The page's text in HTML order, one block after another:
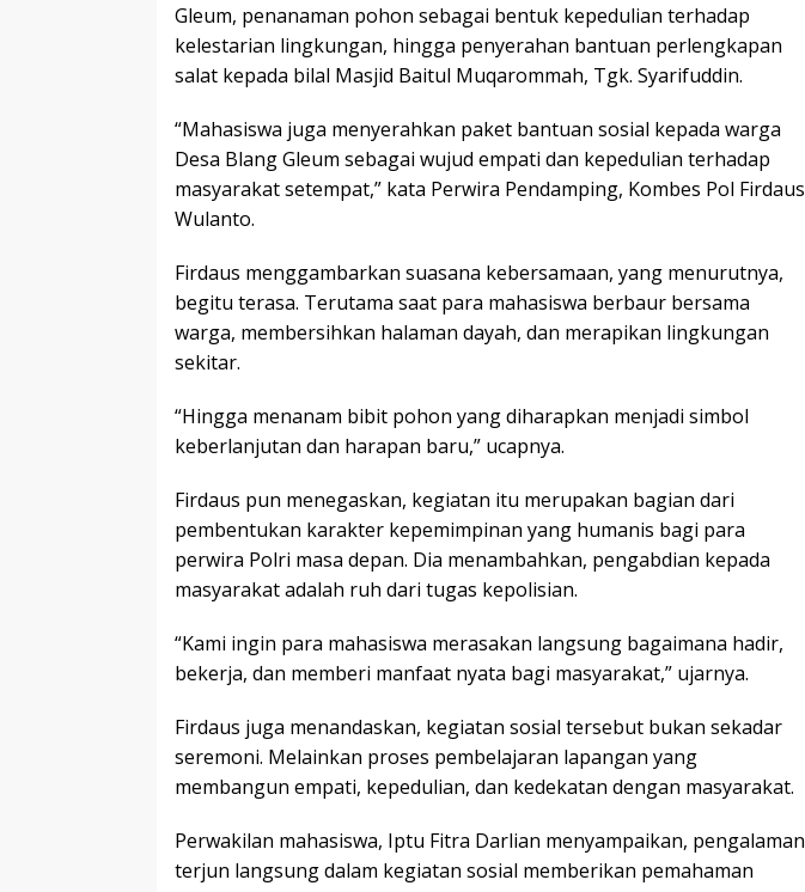
Gleum, penanaman pohon sebagai bentuk kepedulian terhadap
kelestarian lingkungan, hingga penyerahan bantuan perlengkapan
salat kepada bilal Masjid Baitul Muqarommah, Tgk. Syarifuddin.
“Mahasiswa juga menyerahkan paket bantuan sosial kepada warga
Desa Blang Gleum sebagai wujud empati dan kepedulian terhadap
masyarakat setempat,” kata Perwira Pendamping, Kombes Pol Firdaus
Wulanto.
Firdaus menggambarkan suasana kebersamaan, yang menurutnya,
begitu terasa. Terutama saat para mahasiswa berbaur bersama
warga, membersihkan halaman dayah, dan merapikan lingkungan
sekitar.
“Hingga menanam bibit pohon yang diharapkan menjadi simbol
keberlanjutan dan harapan baru,” ucapnya.
Firdaus pun menegaskan, kegiatan itu merupakan bagian dari
pembentukan karakter kepemimpinan yang humanis bagi para
perwira Polri masa depan. Dia menambahkan, pengabdian kepada
masyarakat adalah ruh dari tugas kepolisian.
“Kami ingin para mahasiswa merasakan langsung bagaimana hadir,
bekerja, dan memberi manfaat nyata bagi masyarakat,” ujarnya.
Firdaus juga menandaskan, kegiatan sosial tersebut bukan sekadar
seremoni. Melainkan proses pembelajaran lapangan yang
membangun empati, kepedulian, dan kedekatan dengan masyarakat.
Perwakilan mahasiswa, Iptu Fitra Darlian menyampaikan, pengalaman
terjun langsung dalam kegiatan sosial memberikan pemahaman